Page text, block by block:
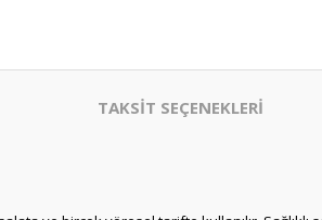
TAKSİT SEÇENEKLERİ